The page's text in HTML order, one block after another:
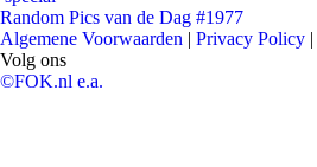
Random Pics van de Dag #1977
Algemene Voorwaarden | Privacy Policy |
Volg ons
©FOK.nl e.a.